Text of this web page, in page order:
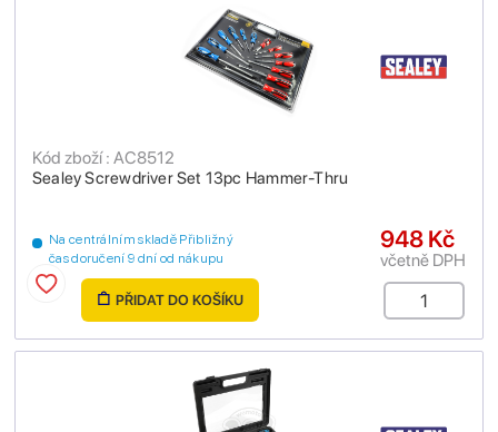
Sealey Screwdriver Set 13pc Hammer-Thru
Kód zboží : AC8512
Na centrálním skladě Přibližný
čas doručení 9 dní od nákupu
948 Kč
včetně DPH
PŘIDAT DO KOŠÍKU